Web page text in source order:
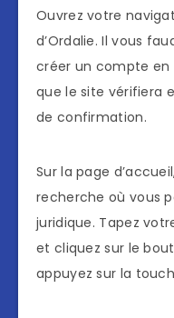
Ouvrez votre
d’Ordalie. Il vous
créer un compte en
que le site vérifiera
de confirmation.
Sur la page
recherche où vous
juridique. Tapez
et cliquez sur le
appuyez sur la